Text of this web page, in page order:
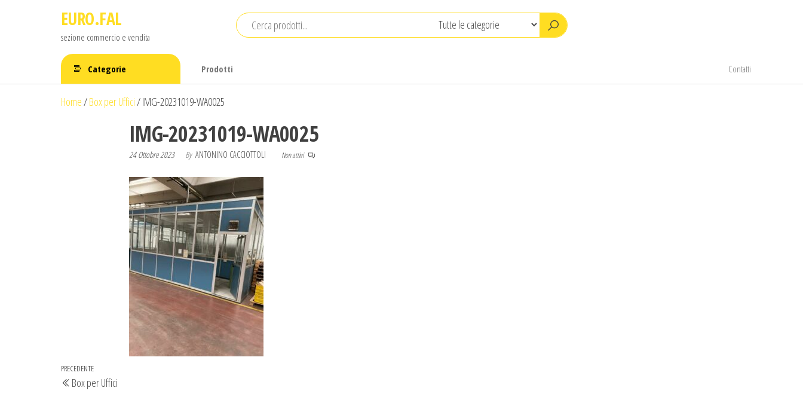
EURO.FAL
sezione commercio e vendita
Categorie Prodotti Contatti
Home/Box per Uffici/IMG-20231019-WA0025
IMG-20231019-WA0025
24 Ottobre 2023 By ANTONINO CACCIOTTOLI Non attivi
Navigazione
articoli
Articolo
precedente
PRECEDENTE
Box per Uffici